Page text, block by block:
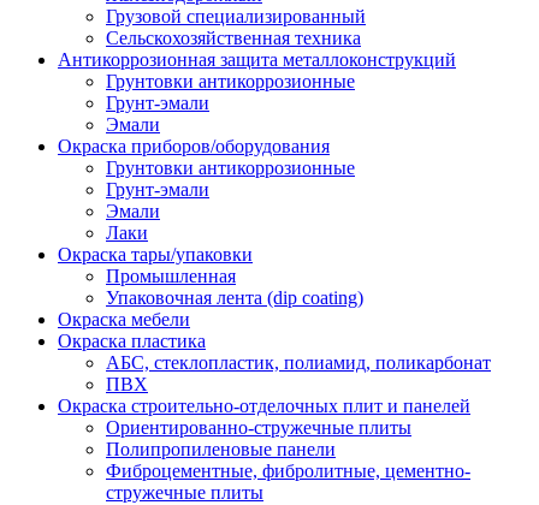
Грузовой специализированный
Сельскохозяйственная техника
Антикоррозионная защита металлоконструкций
Грунтовки антикоррозионные
Грунт-эмали
Эмали
Окраска приборов/оборудования
Грунтовки антикоррозионные
Грунт-эмали
Эмали
Лаки
Окраска тары/упаковки
Промышленная
Упаковочная лента (dip coating)
Окраска мебели
Окраска пластика
АБС, стеклопластик, полиамид, поликарбонат
ПВХ
Окраска строительно-отделочных плит и панелей
Ориентированно-стружечные плиты
Полипропиленовые панели
Фиброцементные, фибролитные, цементно-
стружечные плиты